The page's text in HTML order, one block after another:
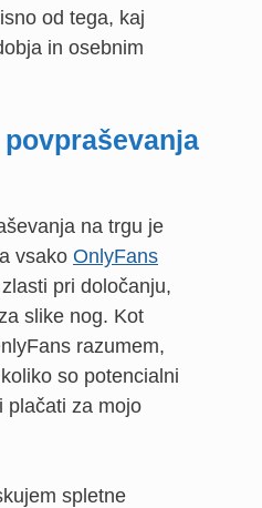
od tega, kaj
in osebnim
na trgu je
vsako OnlyFans
pri določanju,
slike nog. Kot
razumem,
so potencialni
plačati za mojo
spletne